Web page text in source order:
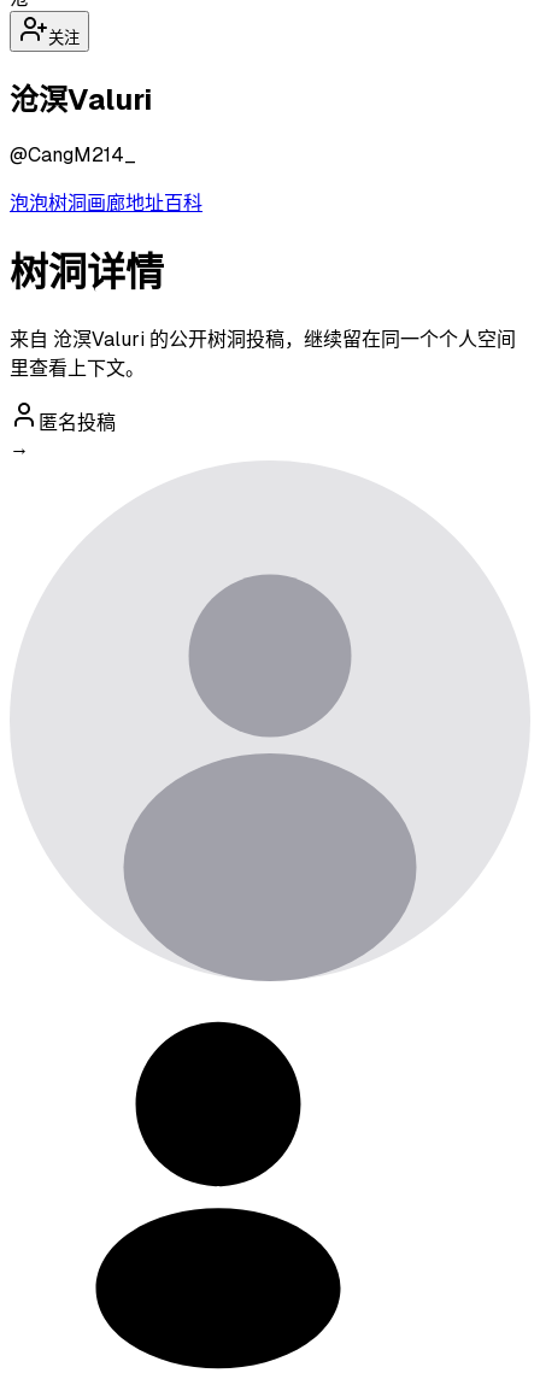
关注
沧溟Valuri
@CangM214_
泡泡树洞画廊地址百科
树洞详情
来自 沧溟Valuri 的公开树洞投稿，继续留在同一个个人空间
里查看上下文。
匿名投稿
→